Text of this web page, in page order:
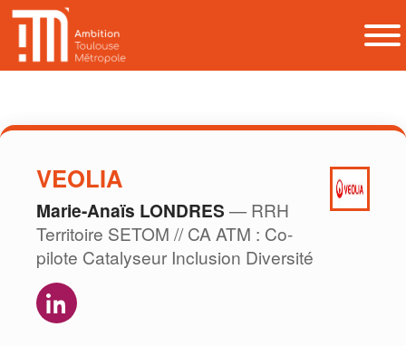
VEOLIA
Marie-Anaïs LONDRES — RRH
Territoire SETOM // CA ATM : Co-
pilote Catalyseur Inclusion Diversité